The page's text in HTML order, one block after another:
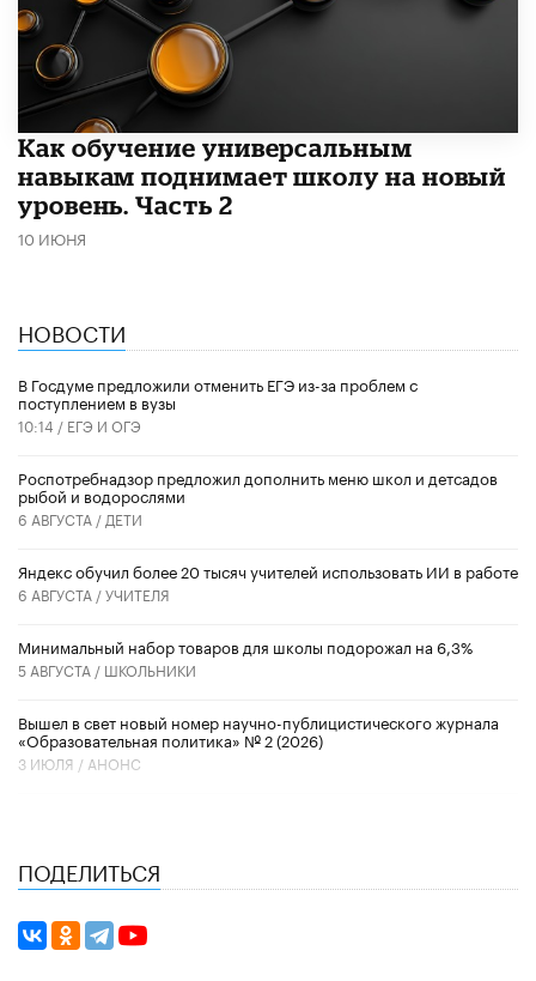
​Как обучение универсальным
навыкам поднимает школу на новый
уровень. Часть 2
10 ИЮНЯ
НОВОСТИ
В Госдуме предложили отменить ЕГЭ из-за проблем с
поступлением в вузы
10:14 / ЕГЭ И ОГЭ
Роспотребнадзор предложил дополнить меню школ и детсадов
рыбой и водорослями
6 АВГУСТА / ДЕТИ
​Яндекс обучил более 20 тысяч учителей использовать ИИ в работе
6 АВГУСТА /УЧИТЕЛЯ
Минимальный набор товаров для школы подорожал на 6,3%
5 АВГУСТА / ШКОЛЬНИКИ
Вышел в свет новый номер научно-публицистического журнала
«Образовательная политика» № 2 (2026)
3 ИЮЛЯ / АНОНС
ПОДЕЛИТЬСЯ